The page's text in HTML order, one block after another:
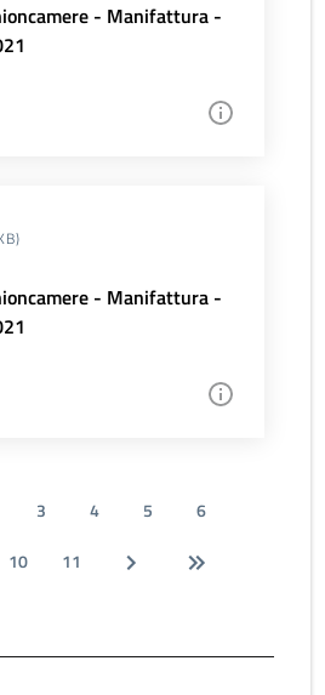
- Manifattura -
- Manifattura -
3 4 5
6
10 11